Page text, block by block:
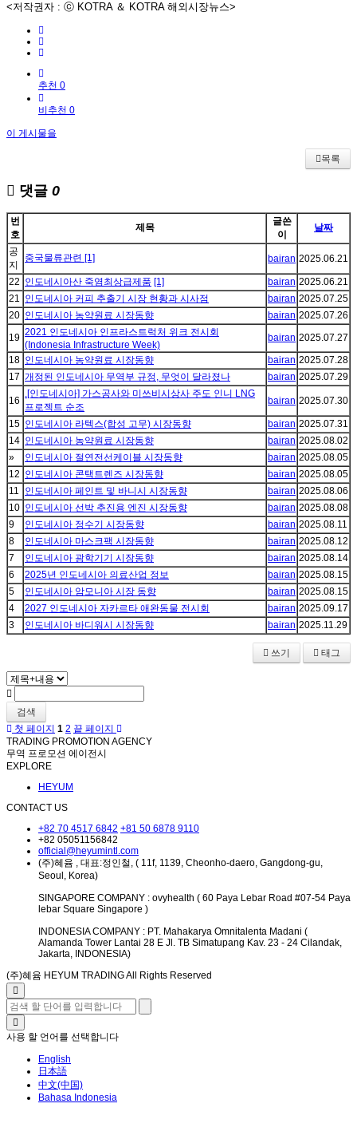
<저작권자 : ⓒ KOTRA ＆ KOTRA 해외시장뉴스>
추천 0
비추천 0
이 게시물을
목록
댓글 0
번
호
제목
글쓴
이
날짜
공
지
중국물류관련 [1] bairan 2025.06.21
22 인도네시아산 죽염최상급제품 [1] bairan 2025.06.21
21 인도네시아 커피 추출기 시장 현황과 시사점 bairan 2025.07.25
20 인도네시아 농약원료 시장동향 bairan 2025.07.26
19 2021 인도네시아 인프라스트럭처 위크 전시회
(Indonesia Infrastructure Week)
bairan 2025.07.27
18 인도네시아 농약원료 시장동향 bairan 2025.07.28
17 개정된 인도네시아 무역부 규정, 무엇이 달라졌나 bairan 2025.07.29
16
.[인도네시아] 가스공사와 미쓰비시상사 주도 인니 LNG
프로젝트 순조
bairan 2025.07.30
15 인도네시아 라텍스(합성 고무) 시장동향 bairan 2025.07.31
14 인도네시아 농약원료 시장동향 bairan 2025.08.02
»
인도네시아 절연전선케이블 시장동향 bairan 2025.08.05
12 인도네시아 콘택트렌즈 시장동향 bairan 2025.08.05
11
인도네시아 페인트 및 바니시 시장동향 bairan 2025.08.06
10 인도네시아 선박 추진용 엔진 시장동향 bairan 2025.08.08
9
인도네시아 정수기 시장동향 bairan 2025.08.11
8
인도네시아 마스크팩 시장동향 bairan 2025.08.12
7
인도네시아 광학기기 시장동향 bairan 2025.08.14
6
2025년 인도네시아 의료산업 정보 bairan 2025.08.15
5
인도네시아 암모니아 시장 동향 bairan 2025.08.15
4
2027 인도네시아 자카르타 애완동물 전시회 bairan 2025.09.17
3
인도네시아 바디워시 시장동향 bairan 2025.11.29
쓰기 태그
검색
첫 페이지 1 2 끝 페이지
TRADING PROMOTION AGENCY
무역 프로모션 에이전시
EXPLORE
HEYUM
CONTACT US
+82 70 4517 6842 +81 50 6878 9110
+82 05051156842
official@heyumintl.com
(주)혜윰 , 대표:정인철, ( 11f, 1139, Cheonho-daero, Gangdong-gu,
Seoul, Korea)
SINGAPORE COMPANY : ovyhealth ( 60 Paya Lebar Road #07-54 Paya
lebar Square Singapore )
INDONESIA COMPANY : PT. Mahakarya Omnitalenta Madani (
Alamanda Tower Lantai 28 E Jl. TB Simatupang Kav. 23 - 24 Cilandak,
Jakarta, INDONESIA)
(주)혜윰 HEYUM TRADING All Rights Reserved
사용 할 언어를 선택합니다
English
日本語
中文(中国)
Bahasa Indonesia